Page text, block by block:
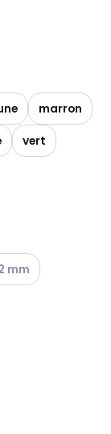
disponibles
marron
vert
options
mm